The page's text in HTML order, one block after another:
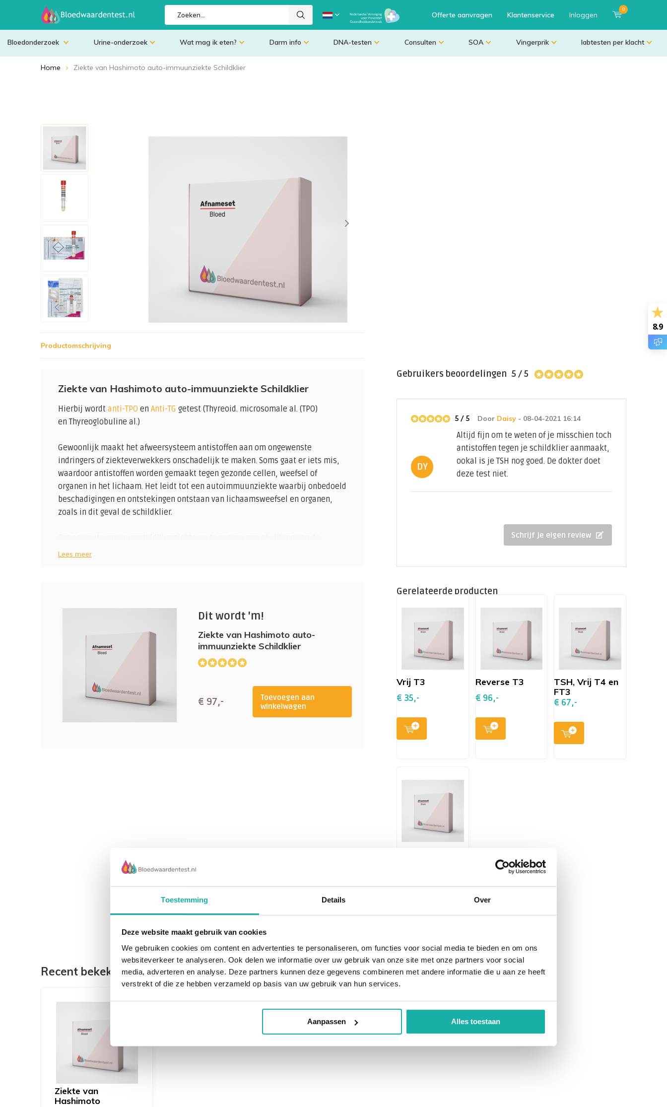
Toestemming Details Over
Deze website maakt gebruik van cookies
We gebruiken cookies om content en advertenties te personaliseren, om functies voor social media te bieden en om ons
websiteverkeer te analyseren. Ook delen we informatie over uw gebruik van onze site met onze partners voor social
media, adverteren en analyse. Deze partners kunnen deze gegevens combineren met andere informatie die u aan ze heeft
verstrekt of die ze hebben verzameld op basis van uw gebruik van hun services.
Aanpassen Alles toestaan
Offerte aanvragen Klantenservice Inloggen
0
Bloedonderzoek Urine-onderzoek Wat mag ik eten? Darm info DNA-testen Consulten SOA Vingerprik labtesten per klacht
Home Ziekte van Hashimoto auto-immuunziekte Schildklier
Productomschrijving
Ziekte van Hashimoto auto-immuunziekte Schildklier
Hierbij wordt anti-TPO en Anti-TG getest (Thyreoid. microsomale al. (TPO)
en Thyreoglobuline al.)
Gewoonlijk maakt het afweersysteem antistoffen aan om ongewenste
indringers of ziekteverwekkers onschadelijk te maken. Soms gaat er iets mis,
waardoor antistoffen worden gemaakt tegen gezonde cellen, weefsel of
organen in het lichaam. Het leidt tot een autoimmuunziekte waarbij onbedoeld
beschadigingen en ontstekingen ontstaan van lichaamsweefsel en organen,
zoals in dit geval de schildklier.
schildklier die wordt veroorzaakt door een foute werking van het
Ziekte van Hashimoto
verlaagd TSH verhoogd
T4, T3,
antistoffen
80-100%
(veelal blokkerend)
6%
onderzoek aan te vullen met onderstaande testen voor een compleet beeld.
Daarmee kun je zien of je antistoffen je schildklier al van streek gemaakt
Lees meer
Dit wordt 'm!
Ziekte van Hashimoto auto-
immuunziekte Schildklier
(1)
€ 97,-
Toevoegen aan
winkelwagen
Gebruikers beoordelingen 5 / 5 (1)
DY
Door Daisy - 08-04-2021 16:14
5 / 5
Altijd fijn om te weten of je misschien toch
antistoffen tegen je schildklier aanmaakt,
ookal is je TSH nog goed. De dokter doet
deze test niet.
Schrijf je eigen review
Gerelateerde producten
Vrij T3
€ 35,-
Reverse T3
€ 96,-
TSH, Vrij T4 en
FT3
€ 67,-
Recent bekeken
Ziekte van
Hashimoto
8.9